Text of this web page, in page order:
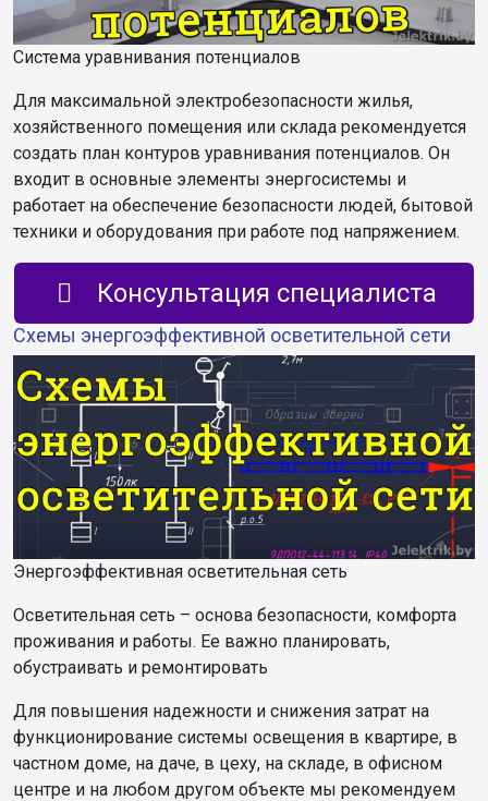
Система уравнивания потенциалов
Для максимальной электробезопасности жилья,
хозяйственного помещения или склада рекомендуется
создать план контуров уравнивания потенциалов. Он
входит в основные элементы энергосистемы и
работает на обеспечение безопасности людей, бытовой
техники и оборудования при работе под напряжением.
Консультация специалиста
Cхемы энергоэффективной осветительной сети
Энергоэффективная осветительная сеть
Осветительная сеть – основа безопасности, комфорта
проживания и работы. Ее важно планировать,
обустраивать и ремонтировать
Для повышения надежности и снижения затрат на
функционирование системы освещения в квартире, в
частном доме, на даче, в цеху, на складе, в офисном
центре и на любом другом объекте мы рекомендуем